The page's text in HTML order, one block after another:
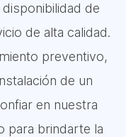
de
de alta calidad.
preventivo,
de un
en nuestra
para brindarte la